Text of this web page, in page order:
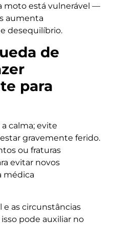
moto está vulnerável —
aumenta
desequilíbrio.
de
para
calma; evite
gravemente ferido.
ou fraturas
evitar novos
médica
e as circunstâncias
pode auxiliar no